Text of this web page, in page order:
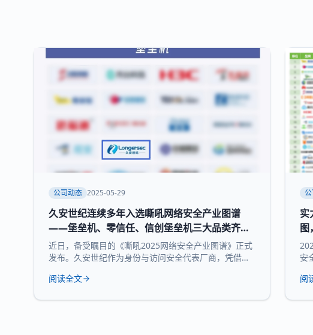
公司动态 2025-05-29
久安世纪连续多年入选嘶吼网络安全产业图谱
——堡垒机、零信任、信创堡垒机三大品类齐获
权威认可
近日，备受瞩目的《嘶吼2025网络安全产业图谱》正式
发布。久安世纪作为身份与访问安全代表厂商，凭借其
实力入选 堡垒机、零信任、信创堡垒机 三大细分领域，
阅读全文
实
图
安
“
阅